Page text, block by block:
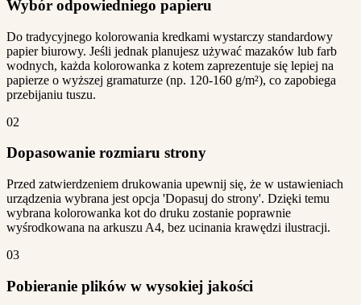
Wybór odpowiedniego papieru
Do tradycyjnego kolorowania kredkami wystarczy standardowy
papier biurowy. Jeśli jednak planujesz używać mazaków lub farb
wodnych, każda kolorowanka z kotem zaprezentuje się lepiej na
papierze o wyższej gramaturze (np. 120-160 g/m²), co zapobiega
przebijaniu tuszu.
02
Dopasowanie rozmiaru strony
Przed zatwierdzeniem drukowania upewnij się, że w ustawieniach
urządzenia wybrana jest opcja 'Dopasuj do strony'. Dzięki temu
wybrana kolorowanka kot do druku zostanie poprawnie
wyśrodkowana na arkuszu A4, bez ucinania krawędzi ilustracji.
03
Pobieranie plików w wysokiej jakości